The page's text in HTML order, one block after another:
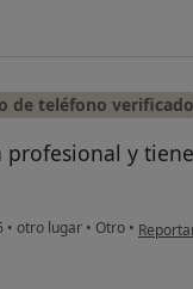
de teléfono verificado
profesional y
• otro lugar • Otro • en